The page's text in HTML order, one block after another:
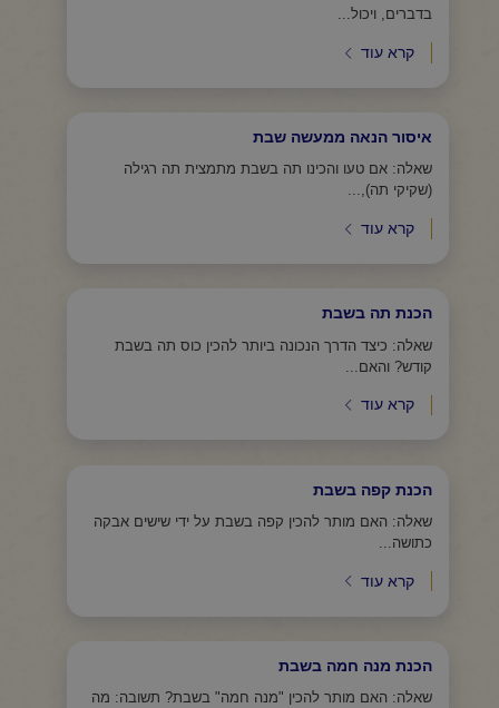
בדברים, ויכול...
קרא עוד
איסור הנאה ממעשה שבת
שאלה: אם טעו והכינו תה בשבת מתמצית תה רגילה
(שקיקי תה),...
קרא עוד
הכנת תה בשבת
שאלה: כיצד הדרך הנכונה ביותר להכין כוס תה בשבת
קודש? והאם...
קרא עוד
הכנת קפה בשבת
שאלה: האם מותר להכין קפה בשבת על ידי שישים אבקה
כתושה...
קרא עוד
הכנת מנה חמה בשבת
שאלה: האם מותר להכין "מנה חמה" בשבת? תשובה: מה